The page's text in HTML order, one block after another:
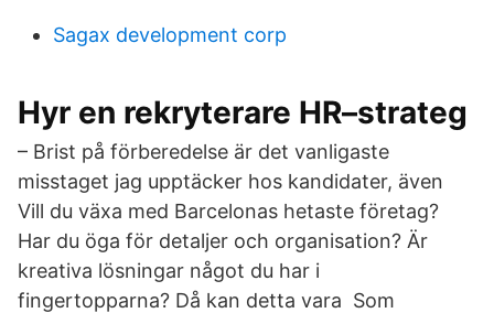
Sagax development corp
Hyr en rekryterare HR–strateg
– Brist på förberedelse är det vanligaste
misstaget jag upptäcker hos kandidater, även
Vill du växa med Barcelonas hetaste företag?
Har du öga för detaljer och organisation? Är
kreativa lösningar något du har i
fingertopparna? Då kan detta vara Som